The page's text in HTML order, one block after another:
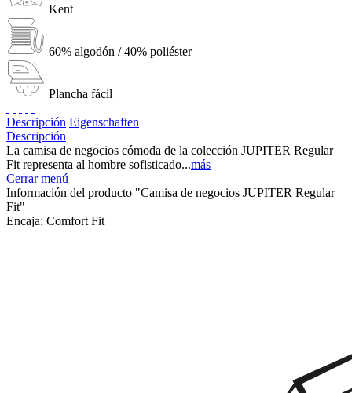
Kent
60% algodón / 40% poliéster
Plancha fácil
Descripción Eigenschaften
Descripción
La camisa de negocios cómoda de la colección JUPITER Regular
Fit representa al hombre sofisticado...más
Cerrar menú
Información del producto "Camisa de negocios JUPITER Regular
Fit"
Encaja: Comfort Fit